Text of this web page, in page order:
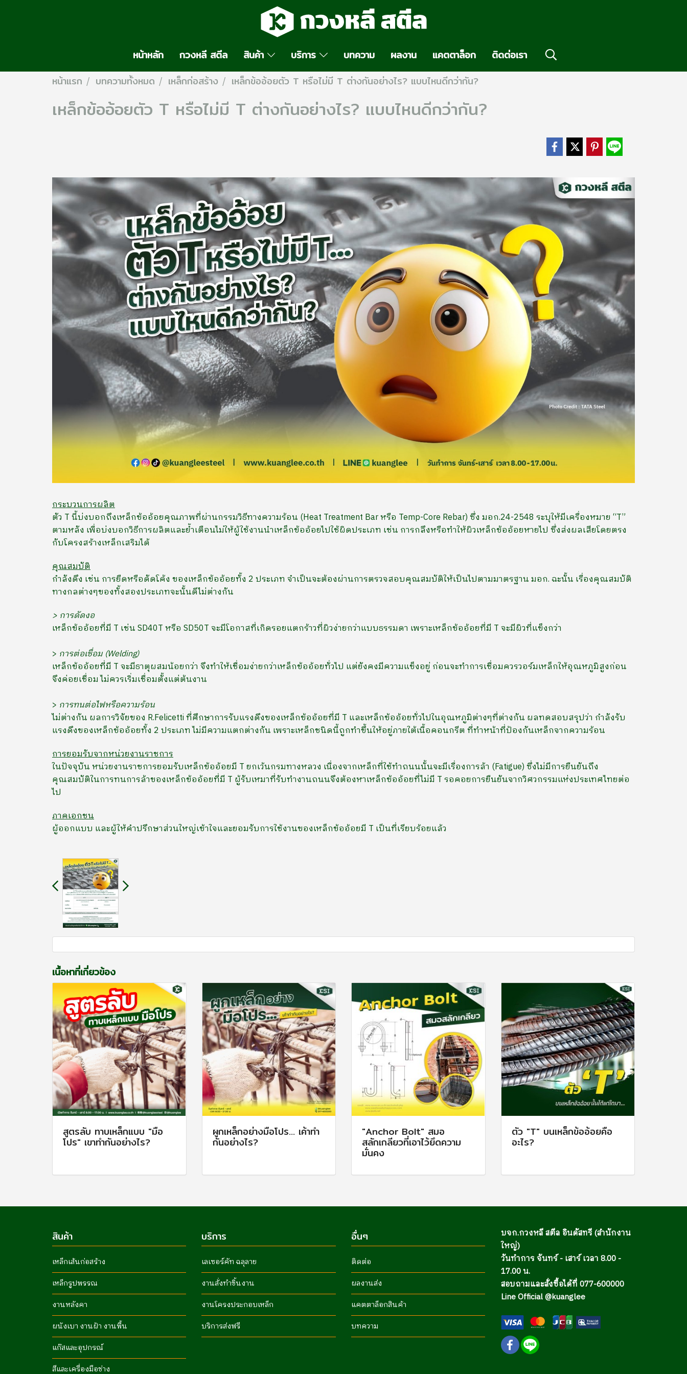
หน้าหลัก กวงหลี สตีล สินค้า บริการ บทความ ผลงาน แคตตาล็อก
ติดต่อเรา
หน้าแรก
บทความทั้งหมด เหล็กก่อสร้าง เหล็กข้ออ้อยตัว T หรือไม่มี T ต่างกันอย่างไร? แบบไหนดีกว่ากัน?
เหล็กข้ออ้อยตัว T หรือไม่มี T ต่างกันอย่างไร? แบบไหนดีกว่ากัน?
กระบวนการผลิต
ตัว T นี้บ่งบอกถึงเหล็กข้ออ้อยคุณภาพที่ผ่านกรรมวิธีทางความร้อน (Heat Treatment Bar หรือ Temp-Core Rebar) ซึ่ง มอก.24-2548 ระบุให้มีเครื่องหมาย “T”
ตามหลัง เพื่อบ่งบอกวิธีการผลิตและย้ำเตือนไม่ให้ผู้ใช้งานนำเหล็กข้ออ้อยไปใช้ผิดประเภท เช่น การกลึงหรือทำให้ผิวเหล็กข้ออ้อยหายไป ซึ่งส่งผลเสียโดยตรง
กับโครงสร้างเหล็กเสริมได้
คุณสมบัติ
กำลังดึง เช่น การยืดหรือดัดโค้ง ของเหล็กข้ออ้อยทั้ง 2 ประเภท จำเป็นจะต้องผ่านการตรวจสอบคุณสมบัติให้เป็นไปตามมาตรฐาน มอก. ฉะนั้น เรื่องคุณสมบัติ
ทางกลต่างๆของทั้งสองประเภทจะนั้นดีไม่ต่างกัน
> การดัดงอ
เหล็กข้ออ้อยที่มี T เช่น SD40T หรือ SD50T จะมีโอกาสที่เกิดรอยแตกร้าวที่ผิวง่ายกว่าแบบธรรมดา เพราะเหล็กข้ออ้อยที่มี T จะมีผิวที่แข็งกว่า
> การต่อเชื่อม (Welding)
เหล็กข้ออ้อยที่มี T จะมีธาตุผสมน้อยกว่า จึงทำให้เชื่อมง่ายกว่าเหล็กข้ออ้อยทั่วไป แต่ยังคงมีความแข็งอยู่ ก่อนจะทำการเชื่อมควรวอร์มเหล็กให้อุณหภูมิสูงก่อน
จึงค่อยเชื่อม ไม่ควรเริ่มเชื่อมตั้งแต่ต้นงาน
> การทนต่อไฟหรือความร้อน
ไม่ต่างกัน ผลการวิจัยของ R.Felicetti ที่ศึกษาการรับแรงดึงของเหล็กข้ออ้อยที่มี T และเหล็กข้ออ้อยทั่วไปในอุณหภูมิต่างๆที่ต่างกัน ผลทดสอบสรุปว่า กำลังรับ
แรงดึงของเหล็กข้ออ้อยทั้ง 2 ประเภท ไม่มีความแตกต่างกัน เพราะเหล็กชนิดนี้ถูกทำขึ้นให้อยู่ภายใต้เนื้อคอนกรีต ที่ทำหน้าที่ป้องกันเหล็กจากความร้อน
การยอมรับจากหน่วยงานราชการ
ในปัจจุบัน หน่วยงานราชการยอมรับเหล็กข้ออ้อยมี T ยกเว้นกรมทางหลวง เนื่องจากเหล็กที่ใช้ทำถนนนั้นจะมีเรื่องการล้า (Fatigue) ซึ่งไม่มีการยืนยันถึง
คุณสมบัติในการทนการล้าของเหล็กข้ออ้อยที่มี T ผู้รับเหมาที่รับทำงานถนนจึงต้องหาเหล็กข้ออ้อยที่ไม่มี T รอคอยการยืนยันจากวิศวกรรมแห่งประเทศไทยต่อ
ไป
ภาคเอกชน
ผู้ออกแบบ และผู้ให้คำปรึกษาส่วนใหญ่เข้าใจและยอมรับการใช้งานของเหล็กข้ออ้อยมี T เป็นที่เรียบร้อยแล้ว
เนื้อหาที่เกี่ยวข้อง
สูตรลับ ทาบเหล็กแบบ "มือ
โปร" เขาทำกันอย่างไร?
ผูกเหล็กอย่างมือโปร… เค้าทำ
กันอย่างไร?
"Anchor Bolt" สมอ
สลักเกลียวที่เอาไว้ยึดความ
มั่นคง
ตัว "T" บนเหล็กข้ออ้อยคือ
อะไร?
สินค้า
เหล็กเส้นก่อสร้าง
เหล็กรูปพรรณ
งานหลังคา
ผนังเบา งานฝ้า งานพื้น
แก๊สและอุปกรณ์
สีและเครื่องมือช่าง
บริการ
เลเซอร์คัท ฉลุลาย
งานสั่งทำชิ้นงาน
งานโครงประกอบเหล็ก
บริการส่งฟรี
อื่นๆ
ติดต่อ
ผลงานส่ง
แคตตาล็อกสินค้า
บทความ
บจก.กวงหลี สตีล อินดัสทรี (สำนักงาน
ใหญ่)
วันทำการ จันทร์ - เสาร์ เวลา 8.00 -
17.00 น.
สอบถามและสั่งซื้อได้ที่ 077-600000
Line Official @kuanglee